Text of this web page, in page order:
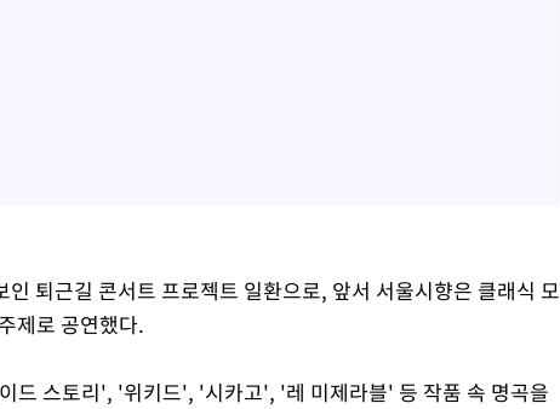
퇴근길 콘서트 프로젝트 일환으로, 앞서 서울시향은 클래식 모
제로 공연했다.
드 스토리', '위키드', '시카고', '레 미제라블' 등 작품 속 명곡을